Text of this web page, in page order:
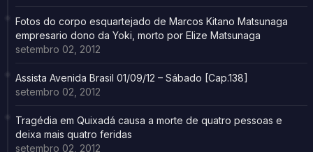
Fotos do corpo esquartejado de Marcos Kitano Matsunaga
empresario dono da Yoki, morto por Elize Matsunaga
setembro 02, 2012
Assista Avenida Brasil 01/09/12 – Sábado [Cap.138]
setembro 02, 2012
Tragédia em Quixadá causa a morte de quatro pessoas e
deixa mais quatro feridas
setembro 02, 2012